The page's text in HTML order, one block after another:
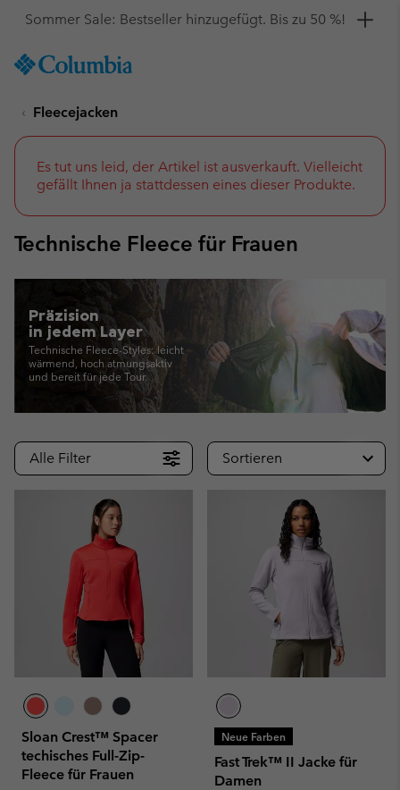
TO
SKIP
NAV
SKIP
TO
SEARCH
Hol dir einen 10 %-Gutschein
Fleecejacken
Es tut uns leid, der Artikel ist ausverkauft. Vielleicht
gefällt Ihnen ja stattdessen eines dieser Produkte.
Technische Fleece für Frauen
Präzision
in jedem Layer
Technische Fleece-Styles: leicht
wärmend, hoch atmungsaktiv
und bereit für jede Tour.
Alle Filter Sortieren
Sloan Crest™ Spacer
techisches Full-Zip-
Fleece für Frauen
Neue Farben
Fast Trek™ II Jacke für
Damen